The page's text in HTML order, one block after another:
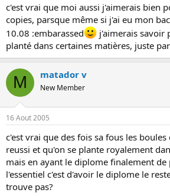
c'est vrai que moi aussi j'aimerais bien
copies, parsque même si j'ai eu mon
10.08 :embarassed
j'aimerais savoir
planté dans certaines matières, juste
M matador v
New Member
16 Aout 2005
c'est vrai que des fois sa fous les
reussi et qu'on se plante royalement
mais en ayant le diplome finalement de
l'essentiel c'est d'avoir le diplome le
trouve pas?